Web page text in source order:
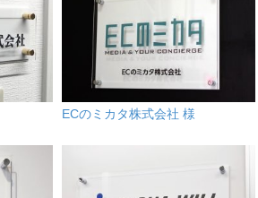
ECのミカタ株式会社 様